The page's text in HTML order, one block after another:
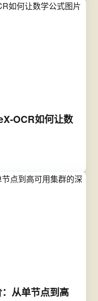
OCR如何让数
从单节点到高